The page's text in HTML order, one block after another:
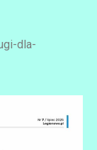
dla-